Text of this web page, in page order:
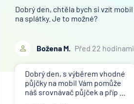
Dobrý den, chtěla bych si vzít mobil
na splátky. Je to možné?
Božena M. Před 22 hodinami
Dobrý den, s výběrem vhodné
půjčky na mobil Vám pomůže
náš srovnávač půjček a příp ...